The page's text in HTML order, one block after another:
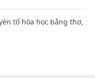
tố hóa học bằng thơ,